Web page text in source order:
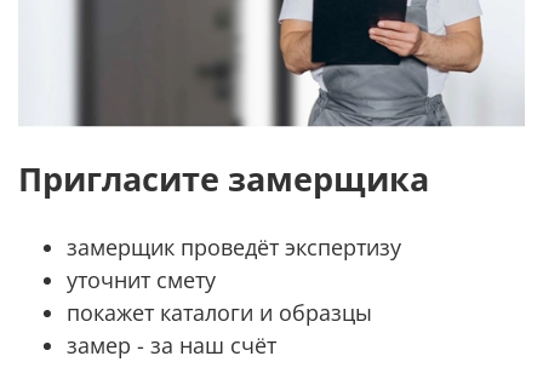
Пригласите замерщика
замерщик проведёт экспертизу
уточнит смету
покажет каталоги и образцы
замер - за наш счёт